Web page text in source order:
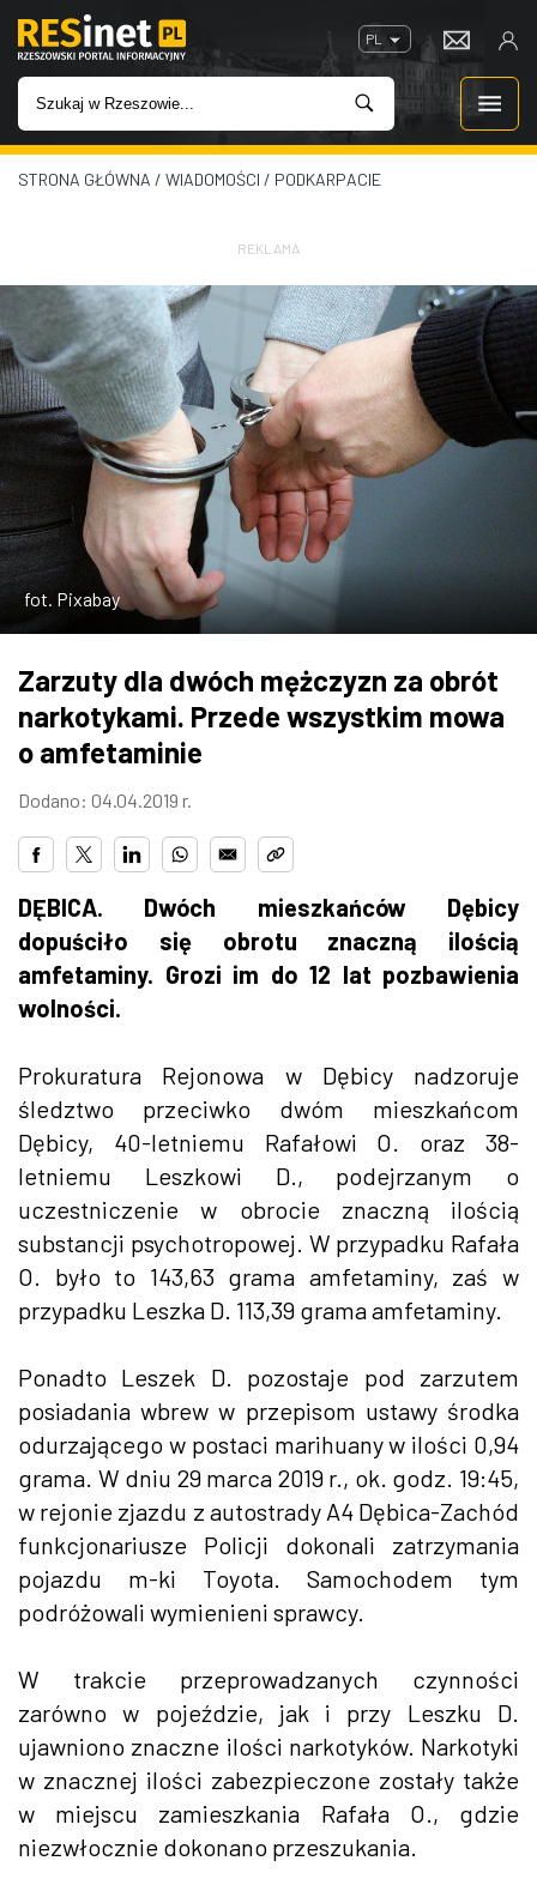
PL
WIADOMOŚCI
IMPREZY
ROZRYWKA
W KINACH
GASTRONOMIA
ZDJĘCIA
W RZESZOWIE
STRONA GŁÓWNA / WIADOMOŚCI / PODKARPACIE
REKLAMA
fot. Pixabay
Zarzuty dla dwóch mężczyzn za obrót
narkotykami. Przede wszystkim mowa
o amfetaminie
Dodano: 04.04.2019 r.
DĘBICA. Dwóch mieszkańców Dębicy
dopuściło się obrotu znaczną ilością
amfetaminy. Grozi im do 12 lat pozbawienia
wolności.
Prokuratura Rejonowa w Dębicy nadzoruje
śledztwo przeciwko dwóm mieszkańcom
Dębicy, 40-letniemu Rafałowi O. oraz 38-
letniemu Leszkowi D., podejrzanym o
uczestniczenie w obrocie znaczną ilością
substancji psychotropowej. W przypadku Rafała
O. było to 143,63 grama amfetaminy, zaś w
przypadku Leszka D. 113,39 grama amfetaminy.
Ponadto Leszek D. pozostaje pod zarzutem
posiadania wbrew w przepisom ustawy środka
odurzającego w postaci marihuany w ilości 0,94
grama. W dniu 29 marca 2019 r., ok. godz. 19:45,
w rejonie zjazdu z autostrady A4 Dębica-Zachód
funkcjonariusze Policji dokonali zatrzymania
pojazdu m-ki Toyota. Samochodem tym
podróżowali wymienieni sprawcy.
W trakcie przeprowadzanych czynności
zarówno w pojeździe, jak i przy Leszku D.
ujawniono znaczne ilości narkotyków. Narkotyki
w znacznej ilości zabezpieczone zostały także
w miejscu zamieszkania Rafała O., gdzie
niezwłocznie dokonano przeszukania.